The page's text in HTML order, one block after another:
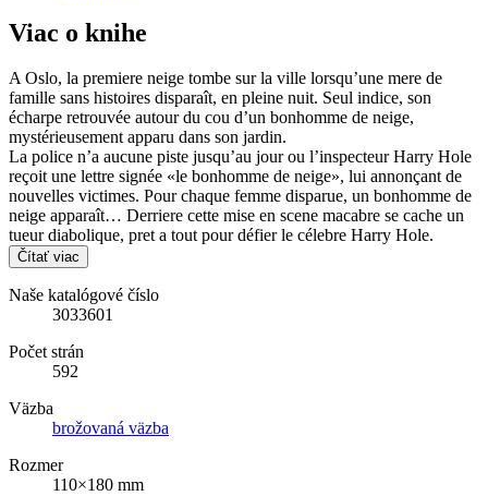
Viac o knihe
A Oslo, la premiere neige tombe sur la ville lorsqu’une mere de
famille sans histoires disparaît, en pleine nuit. Seul indice, son
écharpe retrouvée autour du cou d’un bonhomme de neige,
mystérieusement apparu dans son jardin.
La police n’a aucune piste jusqu’au jour ou l’inspecteur Harry Hole
reçoit une lettre signée «le bonhomme de neige», lui annonçant de
nouvelles victimes. Pour chaque femme disparue, un bonhomme de
neige apparaît… Derriere cette mise en scene macabre se cache un
tueur diabolique, pret a tout pour défier le célebre Harry Hole.
Čítať viac
Naše katalógové číslo
3033601
Počet strán
592
Väzba
brožovaná väzba
Rozmer
110×180 mm